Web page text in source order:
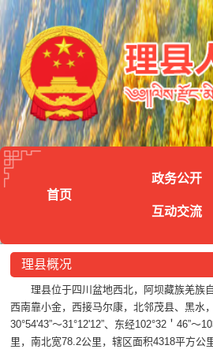
首页
政务公开
互动交流
理县概况
理县位于四川盆地西北，阿坝藏族羌族
西南靠小金，西接马尔康，北邻茂县、黑水
30°54'43”～31°12'12”、东经102°32＇46”～
里，南北宽78.2公里，辖区面积4318平方公